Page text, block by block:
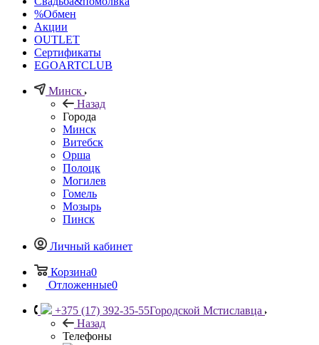
%Обмен
Акции
OUTLET
Сертификаты
EGOARTCLUB
Минск
Назад
Города
Минск
Витебск
Орша
Полоцк
Могилев
Гомель
Мозырь
Пинск
Личный кабинет
Корзина0
Отложенные0
+375 (17) 392-35-55Городской Мстиславца
Назад
Телефоны